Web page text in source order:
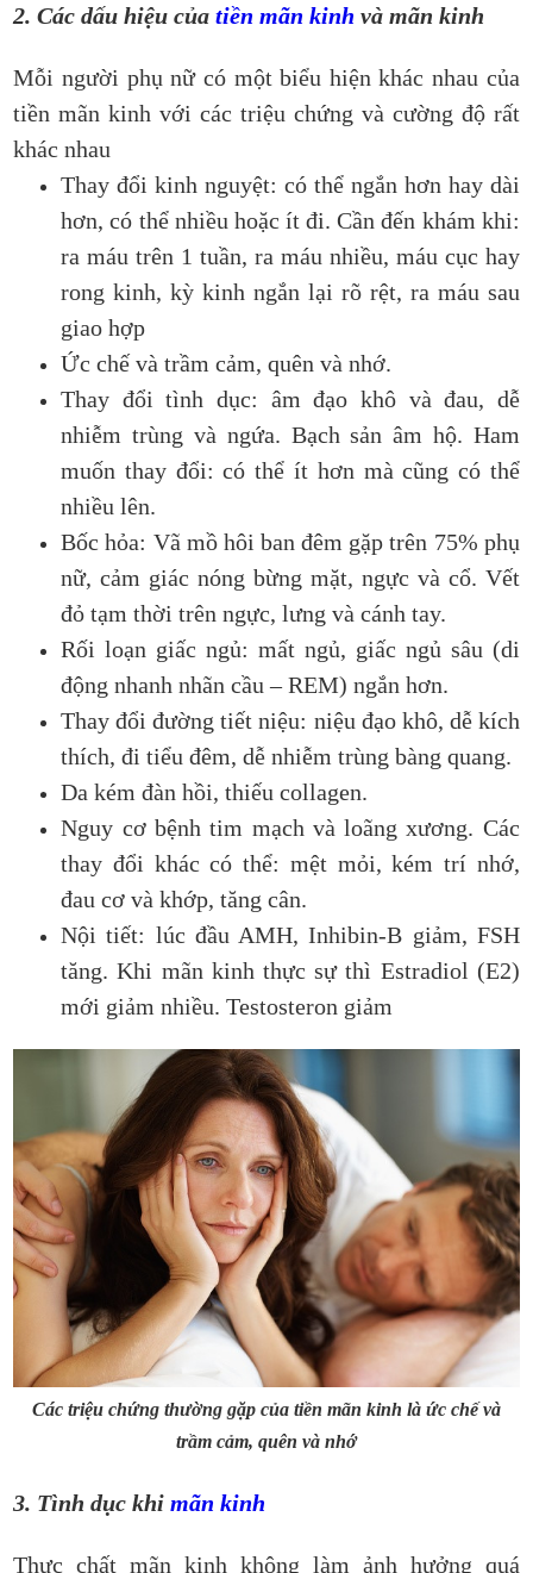
2. Các dấu hiệu củatiền mãn kinh và mãn kinh
Mỗi người phụ nữ có một biểu hiện khác nhau của
tiền mãn kinh với các triệu chứng và cường độ rất
khác nhau
Thay đổi kinh nguyệt: có thể ngắn hơn hay dài
hơn, có thể nhiều hoặc ít đi. Cần đến khám khi:
ra máu trên 1 tuần, ra máu nhiều, máu cục hay
rong kinh, kỳ kinh ngắn lại rõ rệt, ra máu sau
giao hợp
Ức chế và trầm cảm, quên và nhớ.
Thay đổi tình dục: âm đạo khô và đau, dễ
nhiễm trùng và ngứa. Bạch sản âm hộ. Ham
muốn thay đổi: có thể ít hơn mà cũng có thể
nhiều lên.
Bốc hỏa: Vã mồ hôi ban đêm gặp trên 75% phụ
nữ, cảm giác nóng bừng mặt, ngực và cổ. Vết
đỏ tạm thời trên ngực, lưng và cánh tay.
Rối loạn giấc ngủ: mất ngủ, giấc ngủ sâu (di
động nhanh nhãn cầu – REM) ngắn hơn.
Thay đổi đường tiết niệu: niệu đạo khô, dễ kích
thích, đi tiểu đêm, dễ nhiễm trùng bàng quang.
Da kém đàn hồi, thiếu collagen.
Nguy cơ bệnh tim mạch và loãng xương. Các
thay đổi khác có thể: mệt mỏi, kém trí nhớ,
đau cơ và khớp, tăng cân.
Nội tiết: lúc đầu AMH, Inhibin-B giảm, FSH
tăng. Khi mãn kinh thực sự thì Estradiol (E2)
mới giảm nhiều. Testosteron giảm
Các triệu chứng thường gặp của tiền mãn kinh là ức chế và
trầm cảm, quên và nhớ
3. Tình dục khimãn kinh
Thực chất mãn kinh không làm ảnh hưởng quá